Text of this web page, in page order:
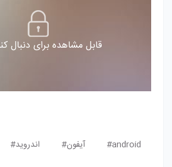
قابل مشاهده برای دنبال
android# آیفون# اندروید#